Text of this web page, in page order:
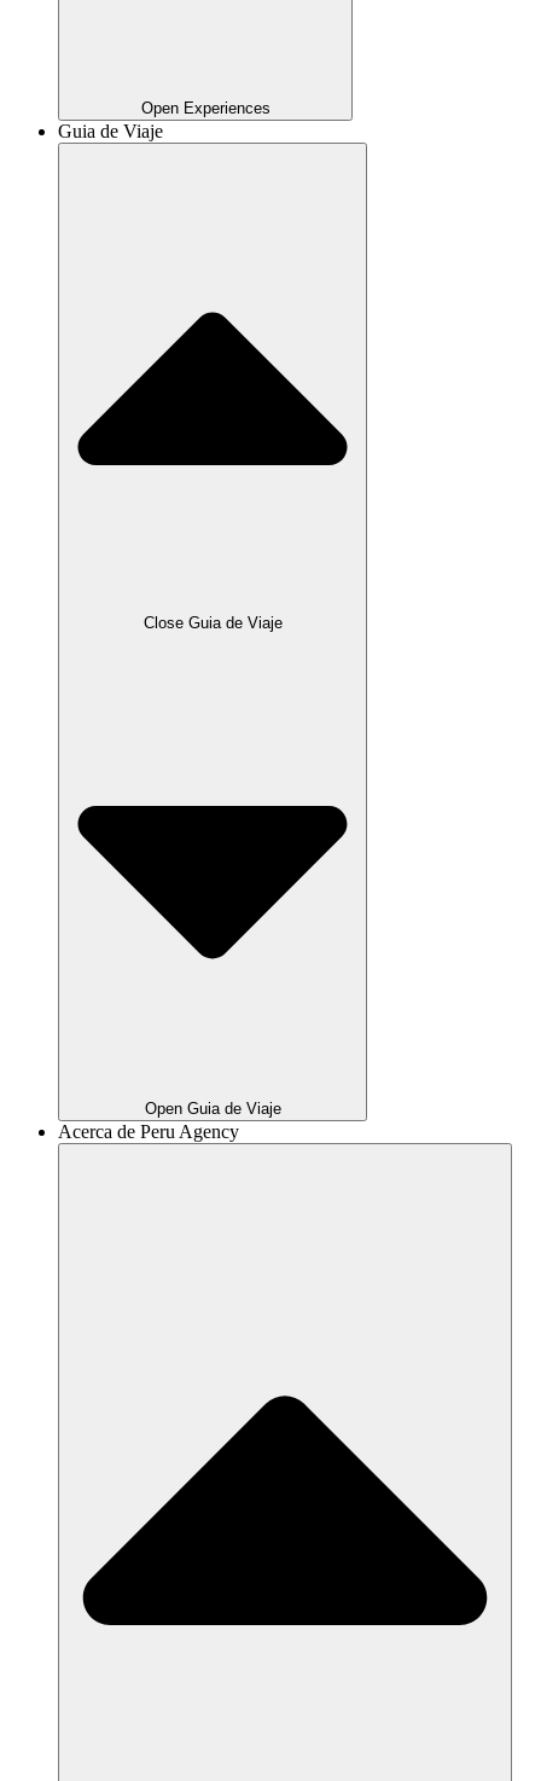
Open Experiences
Guia de Viaje
Close Guia de Viaje
Open Guia de Viaje
Acerca de Peru Agency